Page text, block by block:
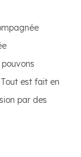
est fait en
par des